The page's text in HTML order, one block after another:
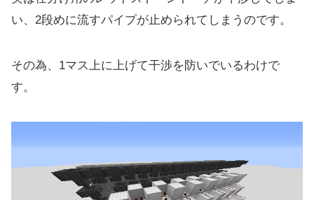
い、2段めに流すパイプが止められてしまうのです。
その為、1マス上に上げて干渉を防いでいるわけで
す。